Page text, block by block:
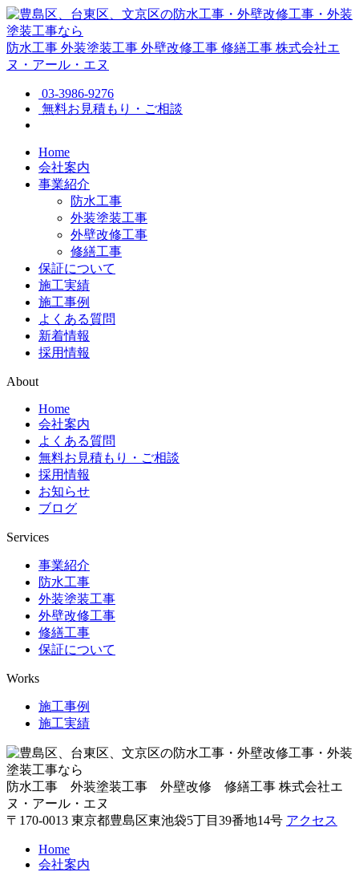
防水工事 外装塗装工事 外壁改修工事 修繕工事 株式会社エ
ヌ・アール・エヌ
03-3986-9276
無料お見積もり・ご相談
Home
会社案内
事業紹介
防水工事
外装塗装工事
外壁改修工事
修繕工事
保証について
施工実績
施工事例
よくある質問
新着情報
採用情報
About
Home
会社案内
よくある質問
無料お見積もり・ご相談
採用情報
お知らせ
ブログ
Services
事業紹介
防水工事
外装塗装工事
外壁改修工事
修繕工事
保証について
Works
施工事例
施工実績
防水工事 外装塗装工事 外壁改修 修繕工事 株式会社エ
ヌ・アール・エヌ
〒170-0013 東京都豊島区東池袋5丁目39番地14号 アクセス
Home
会社案内